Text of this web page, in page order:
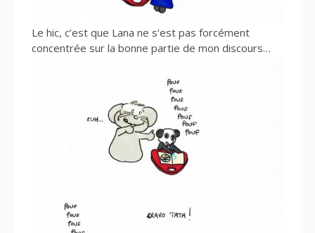
Le hic, c’est que Lana ne s’est pas forcément
concentrée sur la bonne partie de mon discours…